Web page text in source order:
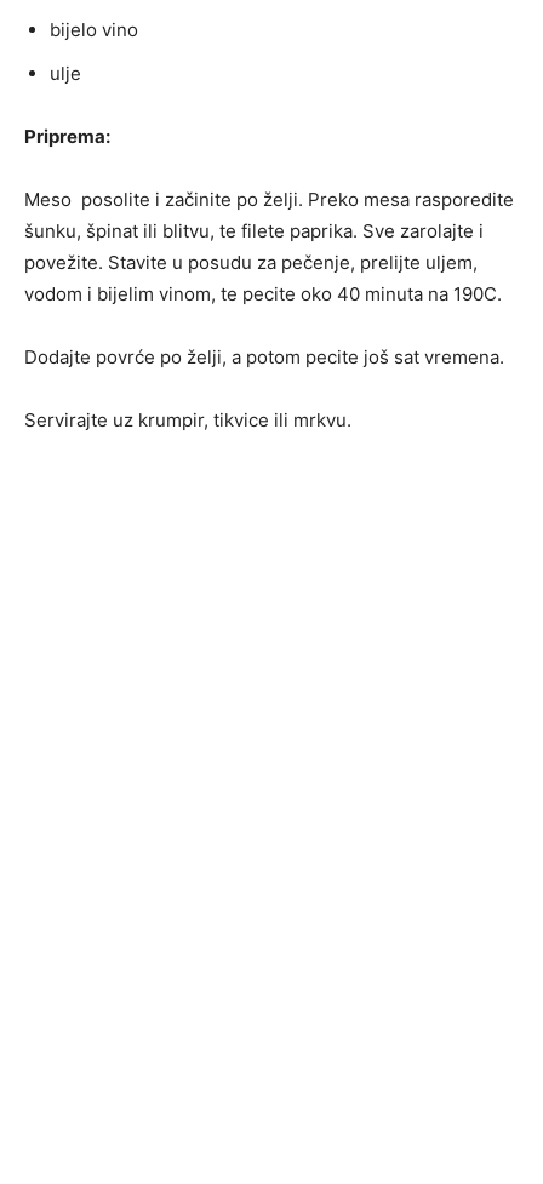
bijelo vino
ulje
Priprema:
Meso posolite i začinite po želji. Preko mesa rasporedite
šunku, špinat ili blitvu, te filete paprika. Sve zarolajte i
povežite. Stavite u posudu za pečenje, prelijte uljem,
vodom i bijelim vinom, te pecite oko 40 minuta na 190C.
Dodajte povrće po želji, a potom pecite još sat vremena.
Servirajte uz krumpir, tikvice ili mrkvu.